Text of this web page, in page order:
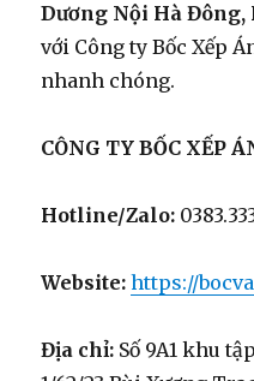
Dương Nội Hà Đông,
với Công ty Bốc Xếp
nhanh chóng.
CÔNG TY BỐC XẾP
Hotline/Zalo:
Website: https://
Địa chỉ: Số 9A1 khu